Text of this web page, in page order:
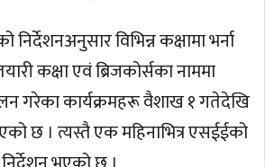
निर्देशनअनुसार विभिन्न कक्षामा भर्ना
कक्षा एवं ब्रिजकोर्सका नाममा
गरेका कार्यक्रमहरू वैशाख १ गतेदेखि
छ । त्यस्तै एक महिनाभित्र एसईईको